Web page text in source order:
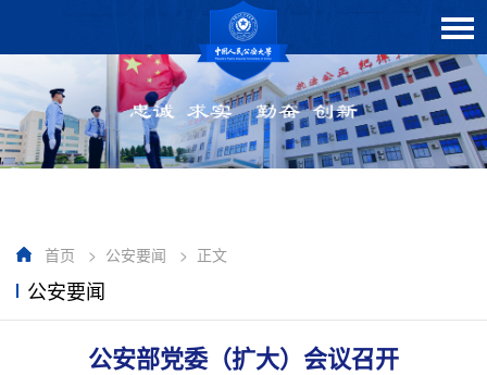
首页 > 公安要闻 > 正文
公安要闻
公安部党委（扩大）会议召开